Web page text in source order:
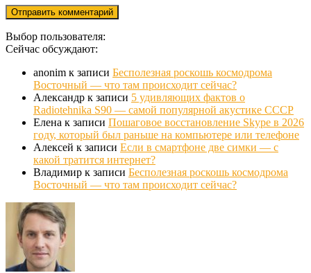
Выбор пользователя:
Сейчас обсуждают:
anonim к записи Бесполезная роскошь космодрома
Восточный — что там происходит сейчас?
Александр к записи 5 удивляющих фактов о
Radiotehnika S90 — самой популярной акустике СССР
Елена к записи Пошаговое восстановление Skype в 2026
году, который был раньше на компьютере или телефоне
Алексей к записи Если в смартфоне две симки — с
какой тратится интернет?
Владимир к записи Бесполезная роскошь космодрома
Восточный — что там происходит сейчас?